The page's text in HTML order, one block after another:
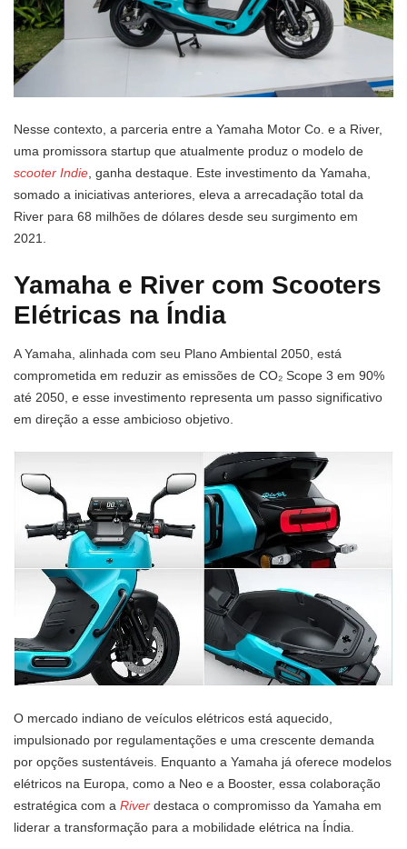
Nesse contexto, a parceria entre a Yamaha Motor Co. e a River,
uma promissora startup que atualmente produz o modelo de
scooter Indie , ganha destaque. Este investimento da Yamaha,
somado a iniciativas anteriores, eleva a arrecadação total da
River para 68 milhões de dólares desde seu surgimento em
2021.
Yamaha e River com Scooters
Elétricas na Índia
A Yamaha, alinhada com seu Plano Ambiental 2050, está
comprometida em reduzir as emissões de CO₂ Scope 3 em 90%
até 2050, e esse investimento representa um passo significativo
em direção a esse ambicioso objetivo.
O mercado indiano de veículos elétricos está aquecido,
impulsionado por regulamentações e uma crescente demanda
por opções sustentáveis. Enquanto a Yamaha já oferece modelos
elétricos na Europa, como a Neo e a Booster, essa colaboração
estratégica com a River destaca o compromisso da Yamaha em
liderar a transformação para a mobilidade elétrica na Índia.